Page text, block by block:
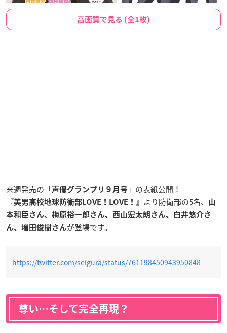
高画質で見る (全1枚)
来週発売の「声優グランプリ９月号 」の表紙公開！
『美男高校地球防衛部LOVE！LOVE！ 』より防衛部の5名、
山
本和臣さん、梅原裕一郎さん、西山宏太朗さん、白井悠介さ
ん、増田俊樹さんが登場です。
https://twitter.com/seigura/status/761198450943950848
尊い…そして完全再現？